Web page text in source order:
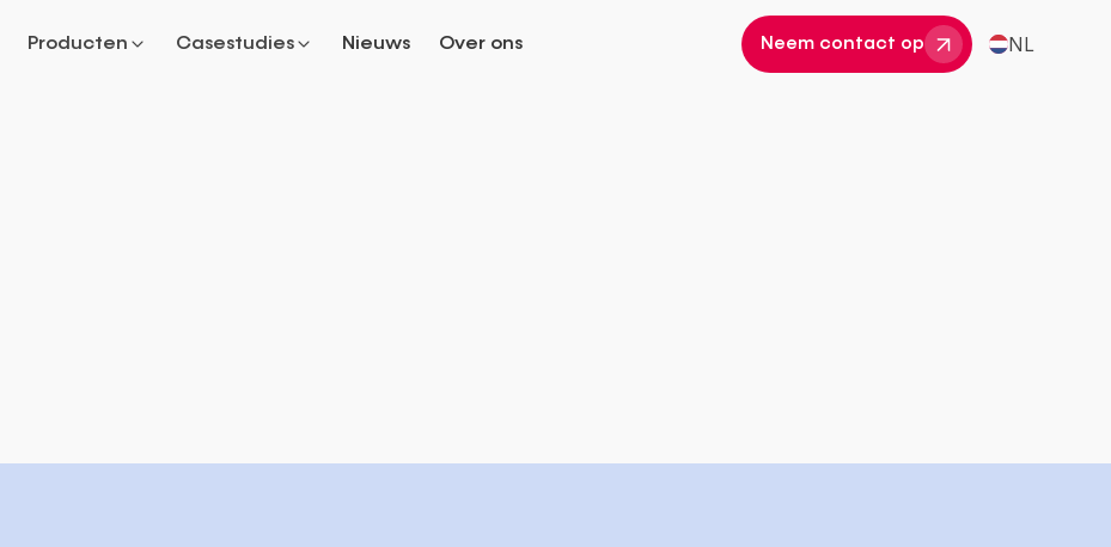
Producten Casestudies Nieuws Over ons Neem contact op NL